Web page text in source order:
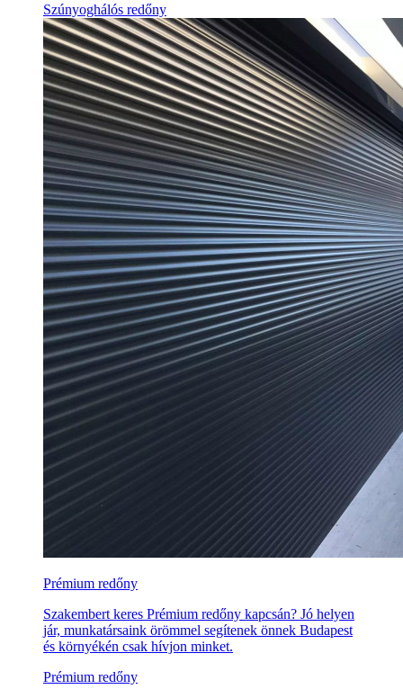
Szúnyoghálós redőny
Prémium redőny
Szakembert keres Prémium redőny kapcsán? Jó helyen
jár, munkatársaink örömmel segítenek önnek Budapest
és környékén csak hívjon minket.
Prémium redőny